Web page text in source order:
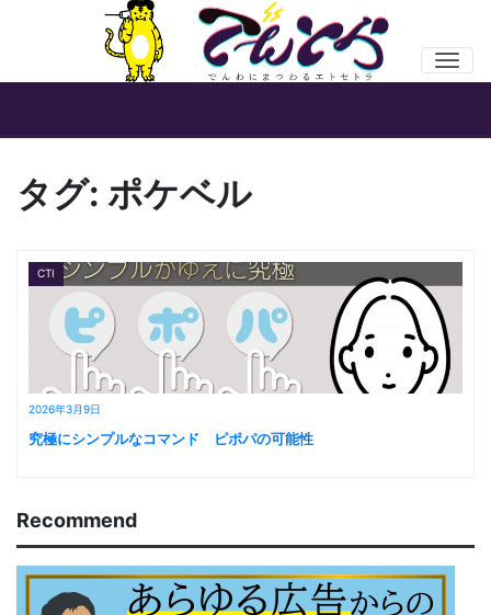
タグ: ポケベル
2026年3月9日
CTI
究極にシンプルなコマンド ピポパの可能性
Recommend